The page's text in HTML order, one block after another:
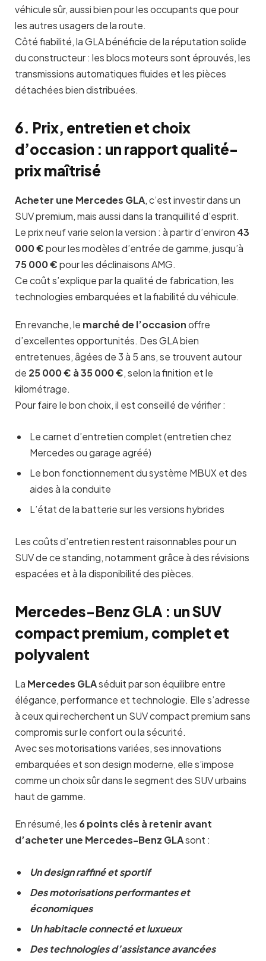
véhicule sûr, aussi bien pour les occupants que pour
les autres usagers de la route.
Côté fiabilité, la GLA bénéficie de la réputation solide
du constructeur : les blocs moteurs sont éprouvés, les
transmissions automatiques fluides et les pièces
détachées bien distribuées.
6. Prix, entretien et choix
d’occasion : un rapport qualité-
prix maîtrisé
Acheter une Mercedes GLA, c’est investir dans un
SUV premium, mais aussi dans la tranquillité d’esprit.
Le prix neuf varie selon la version : à partir d’environ 43
000 €pour les modèles d’entrée de gamme, jusqu’à
75 000 €pour les déclinaisons AMG.
Ce coût s’explique par la qualité de fabrication, les
technologies embarquées et la fiabilité du véhicule.
En revanche, le marché de l’occasionoffre
d’excellentes opportunités. Des GLA bien
entretenues, âgées de 3 à 5 ans, se trouvent autour
de 25 000 € à 35 000 €, selon la finition et le
kilométrage.
Pour faire le bon choix, il est conseillé de vérifier :
Le carnet d’entretien complet (entretien chez
Mercedes ou garage agréé)
Le bon fonctionnement du système MBUX et des
aides à la conduite
L’état de la batterie sur les versions hybrides
Les coûts d’entretien restent raisonnables pour un
SUV de ce standing, notamment grâce à des révisions
espacées et à la disponibilité des pièces.
Mercedes-Benz GLA : un SUV
compact premium, complet et
polyvalent
La Mercedes GLAséduit par son équilibre entre
élégance, performance et technologie. Elle s’adresse
à ceux qui recherchent un SUV compact premium sans
compromis sur le confort ou la sécurité.
Avec ses motorisations variées, ses innovations
embarquées et son design moderne, elle s’impose
comme un choix sûr dans le segment des SUV urbains
haut de gamme.
En résumé, les 6 points clés à retenir avant
d’acheter une Mercedes-Benz GLAsont :
Un design raffiné et sportif
Des motorisations performantes et
économiques
Un habitacle connecté et luxueux
Des technologies d’assistance avancées